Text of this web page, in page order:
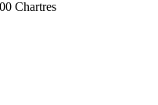
Chartres